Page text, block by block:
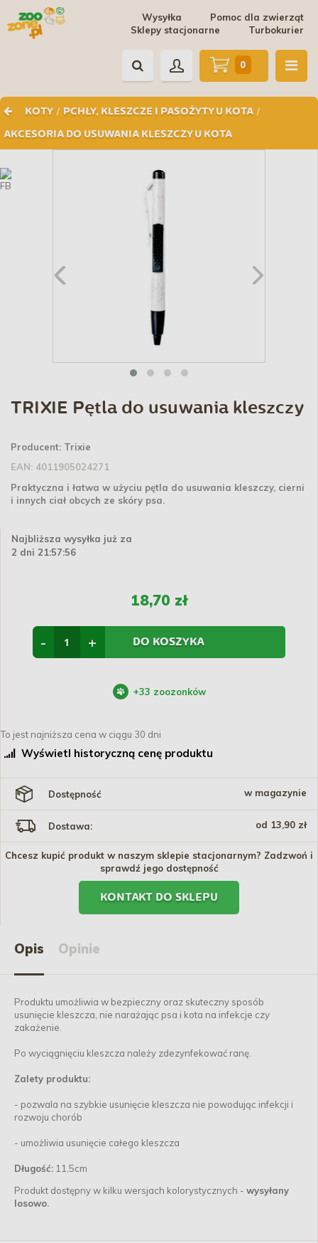
Pomoc dla zwierząt
Wysyłka
Turbokurier
Sklepy stacjonarne
KOTY / PCHŁY, KLESZCZE I PASOŻYTY U KOTA /
AKCESORIA DO USUWANIA KLESZCZY U KOTA
0
TRIXIE Pętla do usuwania kleszczy
Producent: Trixie
EAN: 4011905024271
Praktyczna i łatwa w użyciu pętla do usuwania kleszczy, cierni
i innych ciał obcych ze skóry psa.
Najbliższa wysyłka już za
2 dni 21:57:56
18,70 zł
+
- DO KOSZYKA
+33 zoozonków
To jest najniższa cena w ciągu 30 dni
Wyświetl historyczną cenę produktu
Dostępność w magazynie
Dostawa: od 13,90 zł
Chcesz kupić produkt w naszym sklepie stacjonarnym? Zadzwoń i
sprawdź jego dostępność
KONTAKT DO SKLEPU
Opis Opinie
Produktu umożliwia w bezpieczny oraz skuteczny sposób
usunięcie kleszcza, nie narażając psa i kota na infekcje czy
zakażenie.
Po wyciągnięciu kleszcza należy zdezynfekować ranę.
Zalety produktu:
- pozwala na szybkie usunięcie kleszcza nie powodując infekcji i
rozwoju chorób
- umożliwia usunięcie całego kleszcza
Długość: 11,5cm
Produkt dostępny w kilku wersjach kolorystycznych - wysyłany
losowo.